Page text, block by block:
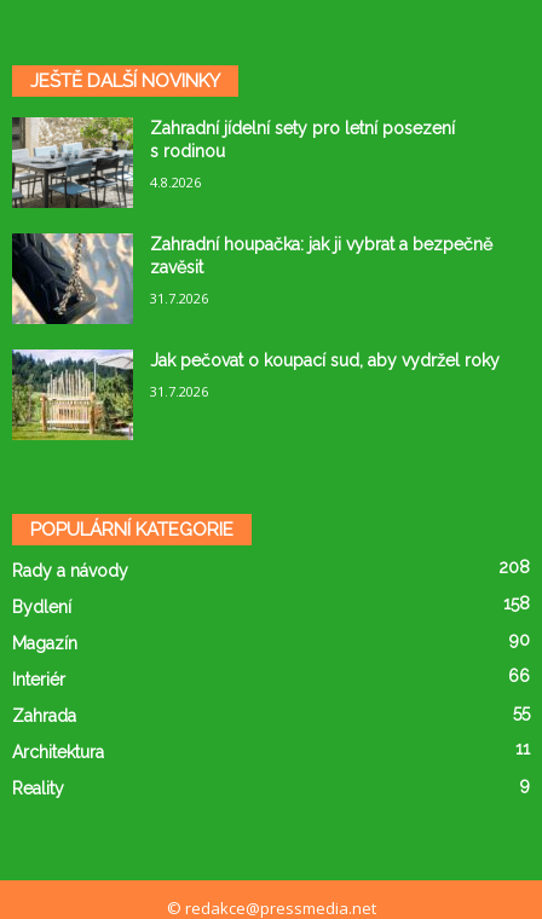
JEŠTĚ DALŠÍ NOVINKY
Zahradní jídelní sety pro letní posezení
s rodinou
4.8.2026
Zahradní houpačka: jak ji vybrat a bezpečně
zavěsit
31.7.2026
Jak pečovat o koupací sud, aby vydržel roky
31.7.2026
POPULÁRNÍ KATEGORIE
Rady a návody 208
Bydlení 158
Magazín 90
Interiér 66
Zahrada 55
Architektura 11
Reality 9
© redakce@pressmedia.net